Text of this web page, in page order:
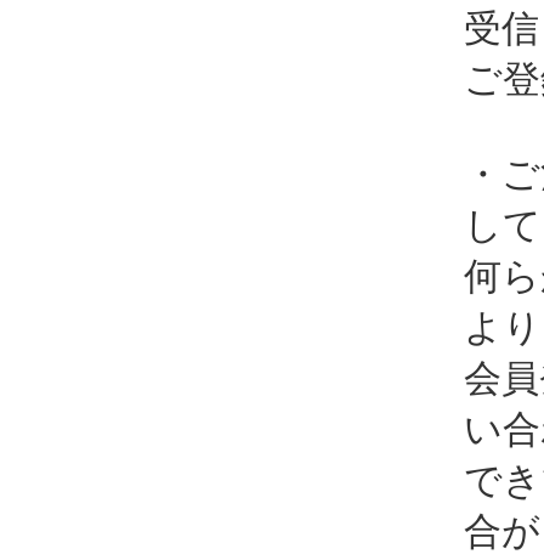
受
ご
・
し
何
よ
会
い
で
合